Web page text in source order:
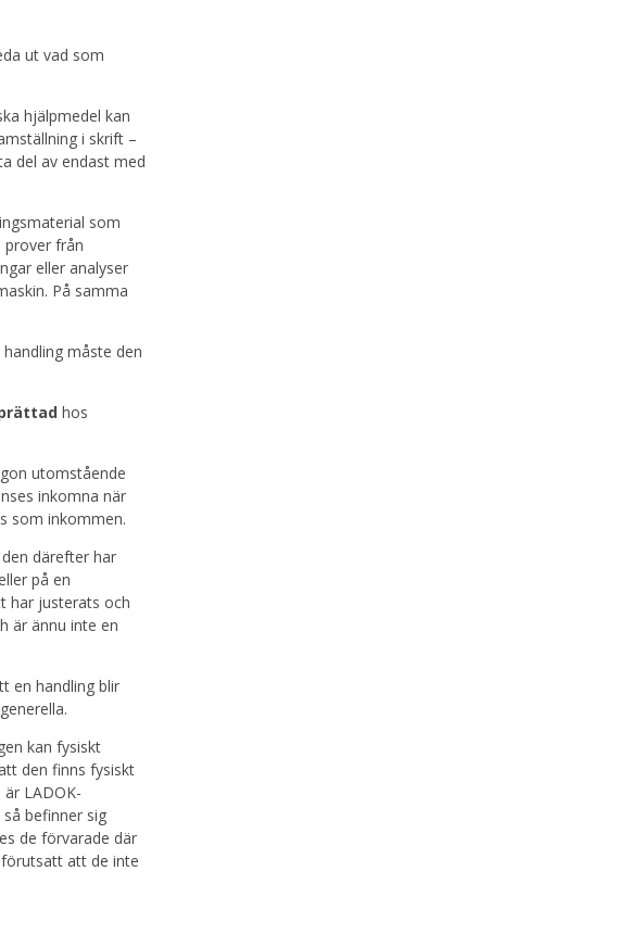
ut vad som
hjälpmedel kan
i skrift –
del av endast med
som
prover från
eller analyser
På samma
måste den
hos
utomstående
inkomna när
som inkommen.
därefter har
på en
har justerats och
är ännu inte en
en handling blir
kan fysiskt
den finns fysiskt
LADOK-
befinner sig
de förvarade där
att de inte